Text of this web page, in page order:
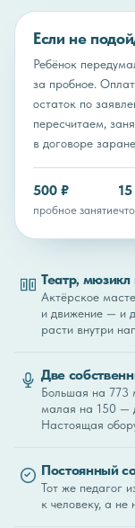
Если не
Ребёнок
за пробное.
остаток по
пересчитаем,
в договоре
500 ₽
пробное занятие
Театр,
Актёрское
и движение — и
расти внутри
Две
Большая на 773
малая на 150 —
Настоящая
Постоянный
Тот же педагог
к человеку, а не